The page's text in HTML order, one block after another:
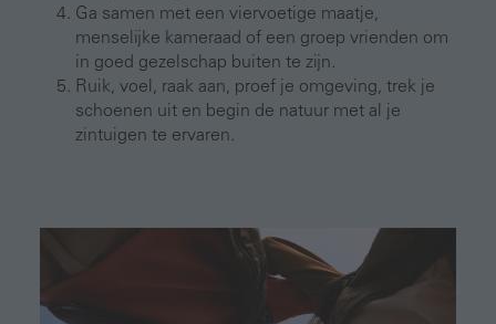
Ga samen met een viervoetige maatje,
menselijke kameraad of een groep vrienden om
in goed gezelschap buiten te zijn.
Ruik, voel, raak aan, proef je omgeving, trek je
schoenen uit en begin de natuur met al je
zintuigen te ervaren.